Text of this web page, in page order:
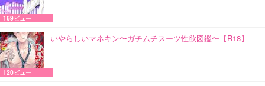
169ビュー
いやらしいマネキン〜ガチムチスーツ性欲図鑑〜【R18】
120ビュー